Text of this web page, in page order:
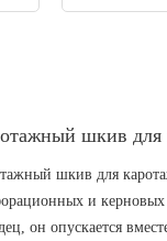
шкив для
шкив для
и керновых
он опускается